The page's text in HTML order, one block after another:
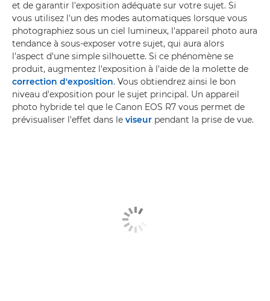
et de garantir l'exposition adéquate sur votre sujet. Si
vous utilisez l'un des modes automatiques lorsque vous
photographiez sous un ciel lumineux, l'appareil photo aura
tendance à sous-exposer votre sujet, qui aura alors
l'aspect d'une simple silhouette. Si ce phénomène se
produit, augmentez l'exposition à l'aide de la molette de
correction d'exposition. Vous obtiendrez ainsi le bon
niveau d'exposition pour le sujet principal. Un appareil
photo hybride tel que le Canon EOS R7 vous permet de
prévisualiser l'effet dans le viseur pendant la prise de vue.